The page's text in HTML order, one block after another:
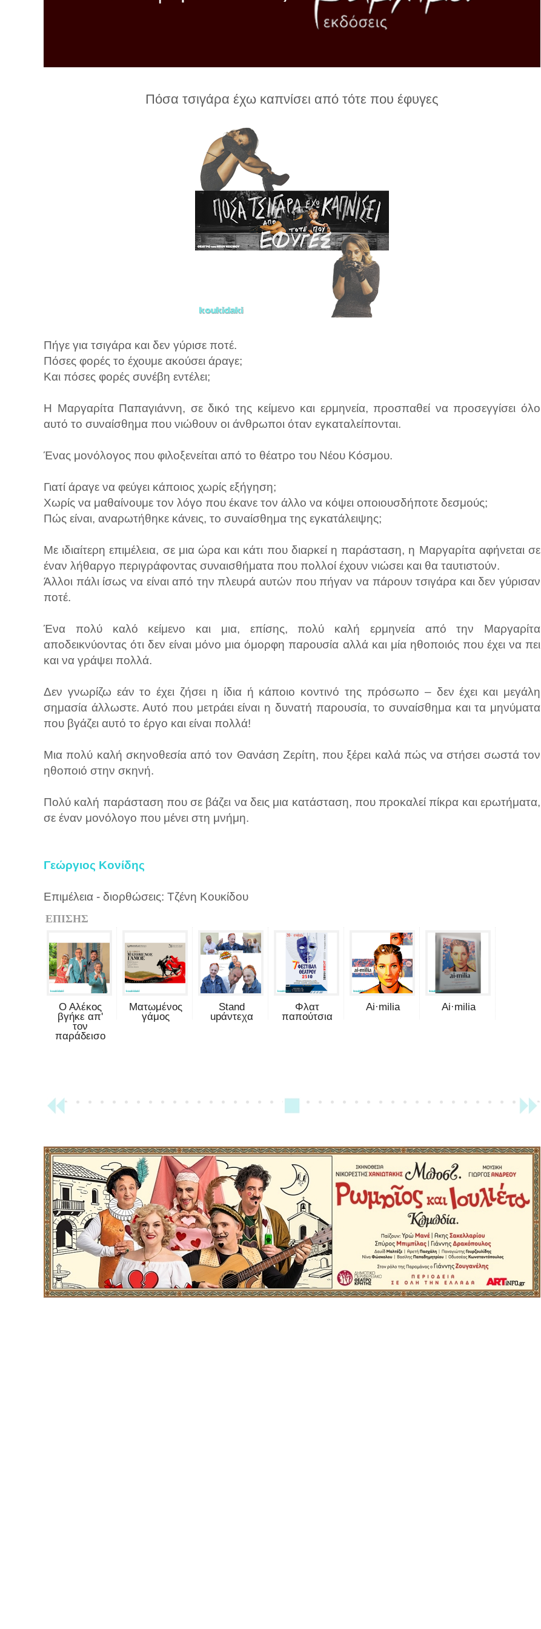
Πόσα τσιγάρα έχω καπνίσει από τότε που έφυγες
Πήγε για τσιγάρα και δεν γύρισε ποτέ.
Πόσες φορές το έχουμε ακούσει άραγε;
Και πόσες φορές συνέβη εντέλει;
Η Μαργαρίτα Παπαγιάννη, σε δικό της κείμενο και ερμηνεία, προσπαθεί να προσεγγίσει όλο
αυτό το συναίσθημα που νιώθουν οι άνθρωποι όταν εγκαταλείπονται.
Ένας μονόλογος που φιλοξενείται από το θέατρο του Νέου Κόσμου.
Γιατί άραγε να φεύγει κάποιος χωρίς εξήγηση;
Χωρίς να μαθαίνουμε τον λόγο που έκανε τον άλλο να κόψει οποιουσδήποτε δεσμούς;
Πώς είναι, αναρωτήθηκε κάνεις, το συναίσθημα της εγκατάλειψης;
Με ιδιαίτερη επιμέλεια, σε μια ώρα και κάτι που διαρκεί η παράσταση, η Μαργαρίτα αφήνεται σε
έναν λήθαργο περιγράφοντας συναισθήματα που πολλοί έχουν νιώσει και θα ταυτιστούν.
Άλλοι πάλι ίσως να είναι από την πλευρά αυτών που πήγαν να πάρουν τσιγάρα και δεν γύρισαν
ποτέ.
Ένα πολύ καλό κείμενο και μια, επίσης, πολύ καλή ερμηνεία από την Μαργαρίτα
αποδεικνύοντας ότι δεν είναι μόνο μια όμορφη παρουσία αλλά και μία ηθοποιός που έχει να πει
και να γράψει πολλά.
Δεν γνωρίζω εάν το έχει ζήσει η ίδια ή κάποιο κοντινό της πρόσωπο – δεν έχει και μεγάλη
σημασία άλλωστε. Αυτό που μετράει είναι η δυνατή παρουσία, το συναίσθημα και τα μηνύματα
που βγάζει αυτό το έργο και είναι πολλά!
Μια πολύ καλή σκηνοθεσία από τον Θανάση Ζερίτη, που ξέρει καλά πώς να στήσει σωστά τον
ηθοποιό στην σκηνή.
Πολύ καλή παράσταση που σε βάζει να δεις μια κατάσταση, που προκαλεί πίκρα και ερωτήματα,
σε έναν μονόλογο που μένει στη μνήμη.
Γεώργιος Κονίδης
Επιμέλεια - διορθώσεις: Τζένη Κουκίδου
ΕΠΙΣΗΣ
Ο Αλέκος
βγήκε απ'
τον
παράδεισο
Ματωμένος
γάμος
Stand
upάντεχα
Φλατ
παπούτσια
Ai·milia Ai·milia